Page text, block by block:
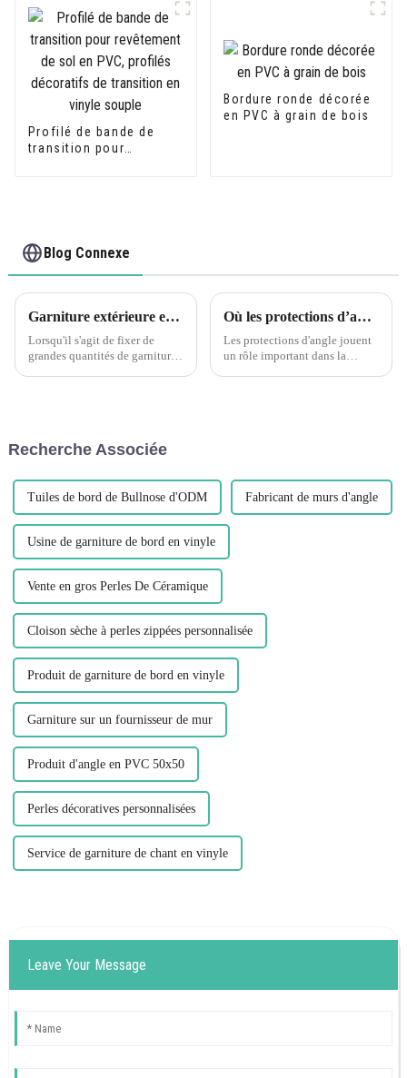
Profilé de bande de
transition pour
Bordure ronde décorée
en PVC à grain de bois
Blog Connexe
Garniture extérieure en PVC : assemblage de longues sériesC'est toujours une bonne idée d'ajuster à sec vos pièces pour voir si vous avez un bon ajustement avant d'appliquer de la colle ou des attaches.
Lorsqu'il s'agit de fixer de
grandes quantités de garnitures
L'installation préalable des
d'économiser...
Où les protections d’angle sont-elles nécessaires ? Découvrez les cornières en plastique PVC en forme de L Leguwe
Les protections d'angle jouent
un rôle important dans la
Recherche Associée
Tuiles de bord de Bullnose d'ODM Fabricant de murs d'angle
Usine de garniture de bord en vinyle
Vente en gros Perles De Céramique
Cloison sèche à perles zippées personnalisée
Produit de garniture de bord en vinyle
Garniture sur un fournisseur de mur
Produit d'angle en PVC 50x50
Perles décoratives personnalisées
Service de garniture de chant en vinyle
Leave Your Message